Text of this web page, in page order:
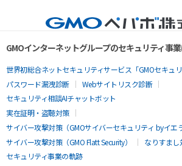
GMOインターネットグループのセキュリティ事
世界初総合ネットセキュリティサービス「GMOセキュリ
パスワード漏洩診断
Webサイトリスク診断
セキュリティ相談AIチャットボット
実在証明・盗聴対策
サイバー攻撃対策（GMOサイバーセキュリティ byイエ
サイバー攻撃対策（GMO Flatt Security）
なりすまし
セキュリティ事業の軌跡